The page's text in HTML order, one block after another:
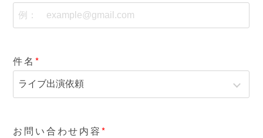
件名
お問い合わせ内容